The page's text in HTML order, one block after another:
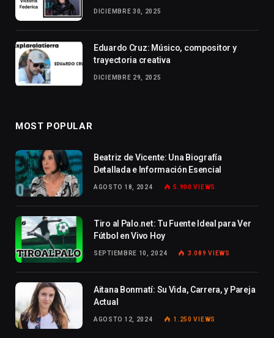
DICIEMBRE 30, 2025
Eduardo Cruz: Músico, compositor y
trayectoria creativa
DICIEMBRE 29, 2025
MOST POPULAR
Beatriz de Vicente: Una Biografía
Detallada e Información Esencial
AGOSTO 18, 2024 5.900VIEWS
Tiro al Palo.net: Tu Fuente Ideal para Ver
Fútbol en Vivo Hoy
SEPTIEMBRE 10, 2024 3.089VIEWS
Aitana Bonmatí: Su Vida, Carrera, y Pareja
Actual
AGOSTO 12, 2024 1.250VIEWS